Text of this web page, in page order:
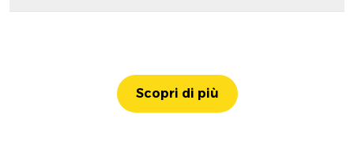
Scopri di più